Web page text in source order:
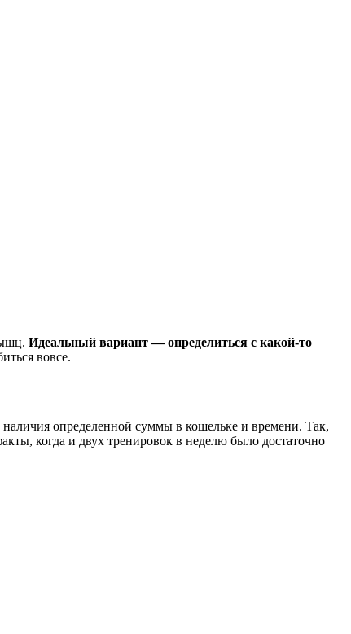
Идеальный вариант — определиться с какой-то
вовсе.
определенной суммы в кошельке и времени. Так,
когда и двух тренировок в неделю было достаточно